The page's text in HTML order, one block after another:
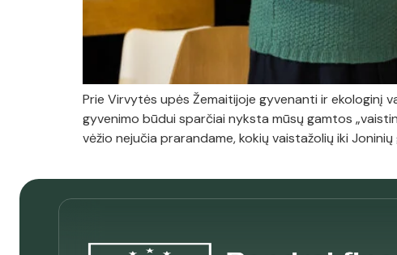
Prie Virvytės upės Žemaitijoje gyvenanti ir ekologinį
gyvenimo būdui sparčiai nyksta mūsų gamtos
vėžio nejučia prarandame, kokių vaistažolių iki